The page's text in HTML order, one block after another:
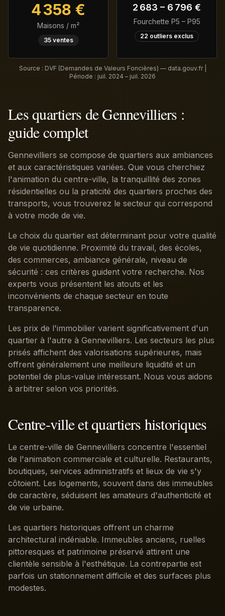
4 358 €
Maisons / m²
35ventes
2 683 – 6 796 €
Fourchette P5 – P95
22 outliers exclus
Source : DVF (Demandes de Valeurs Foncières) — data.gouv.fr |
Période : juil. 2024 – juil. 2026
Les quartiers de Gennevilliers :
guide complet
Gennevilliers se compose de quartiers aux ambiances
et aux caractéristiques variées. Que vous cherchiez
l'animation du centre-ville, la tranquillité des zones
résidentielles ou la praticité des quartiers proches des
transports, vous trouverez le secteur qui correspond
à votre mode de vie.
Le choix du quartier est déterminant pour votre qualité
de vie quotidienne. Proximité du travail, des écoles,
des commerces, ambiance générale, niveau de
sécurité : ces critères guident votre recherche. Nos
experts vous présentent les atouts et les
inconvénients de chaque secteur en toute
transparence.
Les prix de l'immobilier varient significativement d'un
quartier à l'autre à Gennevilliers. Les secteurs les plus
prisés affichent des valorisations supérieures, mais
offrent généralement une meilleure liquidité et un
potentiel de plus-value intéressant. Nous vous aidons
à arbitrer selon vos priorités.
Centre-ville et quartiers historiques
Le centre-ville de Gennevilliers concentre l'essentiel
de l'animation commerciale et culturelle. Restaurants,
boutiques, services administratifs et lieux de vie s'y
côtoient. Les logements, souvent dans des immeubles
de caractère, séduisent les amateurs d'authenticité et
de vie urbaine.
Les quartiers historiques offrent un charme
architectural indéniable. Immeubles anciens, ruelles
pittoresques et patrimoine préservé attirent une
clientèle sensible à l'esthétique. La contrepartie est
parfois un stationnement difficile et des surfaces plus
modestes.